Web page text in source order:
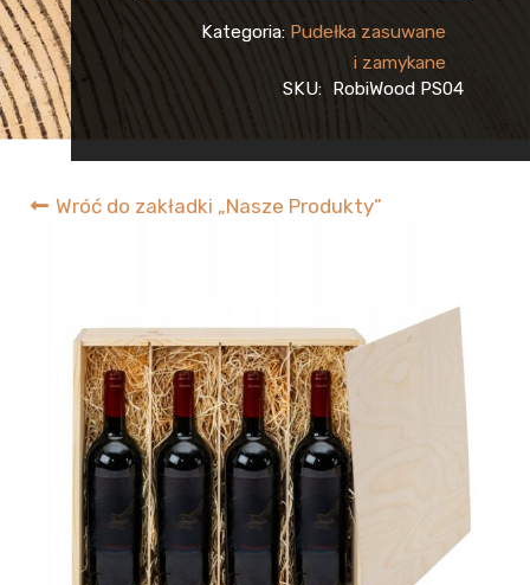
Wróć do zakładki „Nasze Produkty”
+
Kategoria: Pudełka zasuwane
i zamykane
SKU: RobiWood PS04